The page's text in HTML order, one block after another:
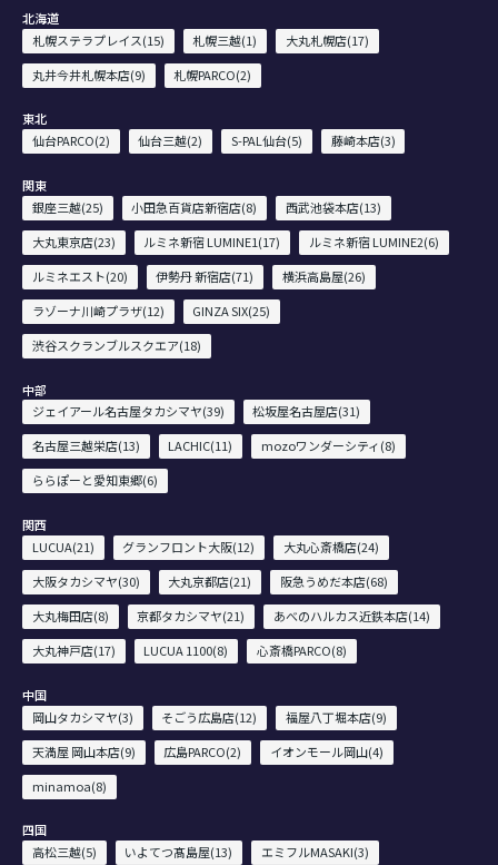
北海道
札幌ステラプレイス(15)
札幌三越(1)
大丸札幌店(17)
丸井今井札幌本店(9)
札幌PARCO(2)
東北
仙台PARCO(2)
仙台三越(2) S-PAL仙台(5) 藤崎本店(3)
関東
銀座三越(25)
小田急百貨店新宿店(8)
西武池袋本店(13)
大丸東京店(23)
ルミネ新宿 LUMINE1(17)
ルミネ新宿 LUMINE2(6)
ルミネエスト(20)
伊勢丹 新宿店(71)
横浜高島屋(26)
ラゾーナ川崎プラザ(12)
GINZA SIX(25)
渋谷スクランブルスクエア(18)
中部
ジェイアール名古屋タカシマヤ(39)
松坂屋名古屋店(31)
名古屋三越栄店(13)
LACHIC(11)
mozoワンダーシティ(8)
ららぽーと愛知東郷(6)
関西
LUCUA(21)
グランフロント大阪(12)
大丸心斎橋店(24)
大阪タカシマヤ(30)
大丸京都店(21)
阪急うめだ本店(68)
大丸梅田店(8)
京都タカシマヤ(21)
あべのハルカス近鉄本店(14)
大丸神戸店(17)
LUCUA 1100(8) 心斎橋PARCO(8)
中国
岡山タカシマヤ(3)
そごう広島店(12)
福屋八丁堀本店(9)
天満屋 岡山本店(9)
広島PARCO(2)
イオンモール岡山(4)
minamoa(8)
四国
高松三越(5)
いよてつ髙島屋(13)
エミフルMASAKI(3)